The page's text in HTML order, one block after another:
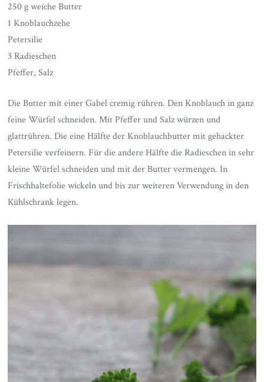
250 g weiche Butter
1 Knoblauchzehe
Petersilie
3 Radieschen
Pfeffer, Salz
Die Butter mit einer Gabel cremig rühren. Den Knoblauch in ganz
feine Würfel schneiden. Mit Pfeffer und Salz würzen und
glattrühren. Die eine Hälfte der Knoblauchbutter mit gehackter
Petersilie verfeinern. Für die andere Hälfte die Radieschen in sehr
kleine Würfel schneiden und mit der Butter vermengen. In
Frischhaltefolie wickeln und bis zur weiteren Verwendung in den
Kühlschrank legen.